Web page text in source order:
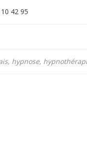
42 95
hypnose,